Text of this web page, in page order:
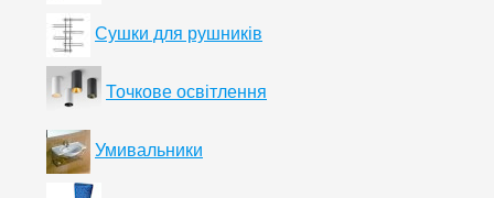
Сушки для рушників
Точкове освітлення
Умивальники